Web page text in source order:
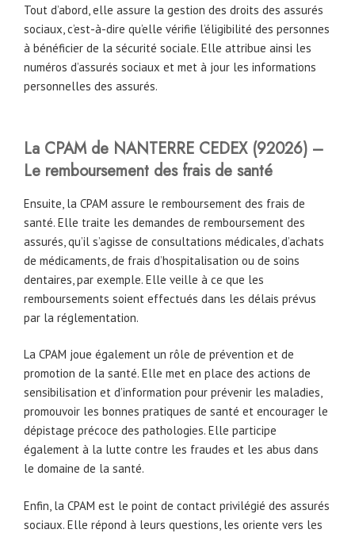
Tout d’abord, elle assure la gestion des droits des assurés
sociaux, c’est-à-dire qu’elle vérifie l’éligibilité des personnes
à bénéficier de la sécurité sociale. Elle attribue ainsi les
numéros d’assurés sociaux et met à jour les informations
personnelles des assurés.
La CPAM de NANTERRE CEDEX (92026) –
Le remboursement des frais de santé
Ensuite, la CPAM assure le remboursement des frais de
santé. Elle traite les demandes de remboursement des
assurés, qu’il s’agisse de consultations médicales, d’achats
de médicaments, de frais d’hospitalisation ou de soins
dentaires, par exemple. Elle veille à ce que les
remboursements soient effectués dans les délais prévus
par la réglementation.
La CPAM joue également un rôle de prévention et de
promotion de la santé. Elle met en place des actions de
sensibilisation et d’information pour prévenir les maladies,
promouvoir les bonnes pratiques de santé et encourager le
dépistage précoce des pathologies. Elle participe
également à la lutte contre les fraudes et les abus dans
le domaine de la santé.
Enfin, la CPAM est le point de contact privilégié des assurés
sociaux. Elle répond à leurs questions, les oriente vers les